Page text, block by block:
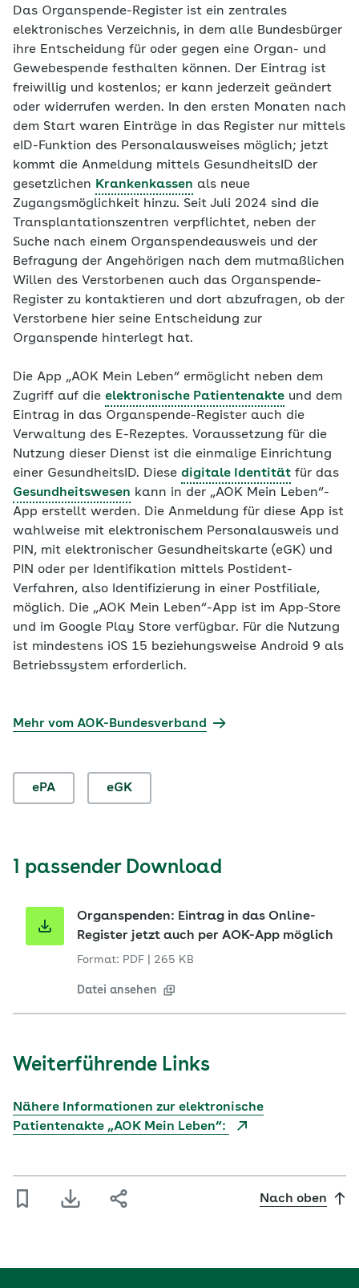
Das Organspende-Register ist ein zentrales
elektronisches Verzeichnis, in dem alle Bundesbürger
ihre Entscheidung für oder gegen eine Organ- und
Gewebespende festhalten können. Der Eintrag ist
freiwillig und kostenlos; er kann jederzeit geändert
oder widerrufen werden. In den ersten Monaten nach
dem Start waren Einträge in das Register nur mittels
eID-Funktion des Personalausweises möglich; jetzt
kommt die Anmeldung mittels GesundheitsID der
gesetzlichen Krankenkassen als neue
Zugangsmöglichkeit hinzu. Seit Juli 2024 sind die
Transplantationszentren verpflichtet, neben der
Suche nach einem Organspendeausweis und der
Befragung der Angehörigen nach dem mutmaßlichen
Willen des Verstorbenen auch das Organspende-
Register zu kontaktieren und dort abzufragen, ob der
Verstorbene hier seine Entscheidung zur
Organspende hinterlegt hat.
Die App „AOK Mein Leben“ ermöglicht neben dem
Zugriff auf die elektronische Patientenakte und dem
Eintrag in das Organspende-Register auch die
Verwaltung des E-Rezeptes. Voraussetzung für die
Nutzung dieser Dienst ist die einmalige Einrichtung
einer GesundheitsID. Diese digitale Identität für das
Gesundheitswesen kann in der „AOK Mein Leben“-
App erstellt werden. Die Anmeldung für diese App ist
wahlweise mit elektronischem Personalausweis und
PIN, mit elektronischer Gesundheitskarte (eGK) und
PIN oder per Identifikation mittels Postident-
Verfahren, also Identifizierung in einer Postfiliale,
möglich. Die „AOK Mein Leben“-App ist im App-Store
und im Google Play Store verfügbar. Für die Nutzung
ist mindestens iOS 15 beziehungsweise Android 9 als
Betriebssystem erforderlich.
Mehr vom AOK-Bundesverband
ePA eGK
1 passender Download
Organspenden: Eintrag in das Online-
Register jetzt auch per AOK-App möglich
Format: PDF 265 KB
Datei ansehen
Weiterführende Links
Nähere Informationen zur elektronische
Patientenakte „AOK Mein Leben“:
Nach oben